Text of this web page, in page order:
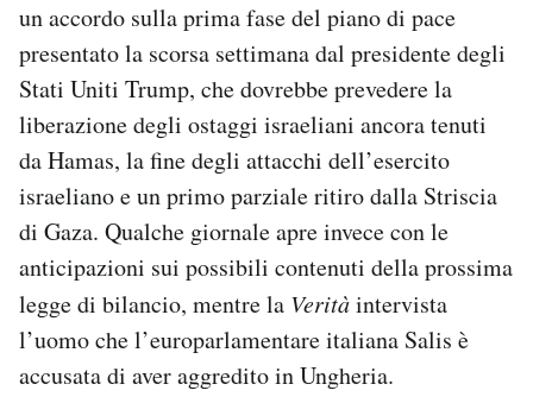
CALENDARIO
AREA PERSONALE
Area Personale
Newsletter
Notifiche mobile
Regala il Post
Hai bisogno di aiuto?
un accordo sulla prima fase del piano di pace
presentato la scorsa settimana dal presidente degli
Stati Uniti Trump, che dovrebbe prevedere la
liberazione degli ostaggi israeliani ancora tenuti
da Hamas, la fine degli attacchi dell’esercito
israeliano e un primo parziale ritiro dalla Striscia
di Gaza. Qualche giornale apre invece con le
anticipazioni sui possibili contenuti della prossima
legge di bilancio, mentre la Veritàintervista
l’uomo che l’europarlamentare italiana Salis è
accusata di aver aggredito in Ungheria.